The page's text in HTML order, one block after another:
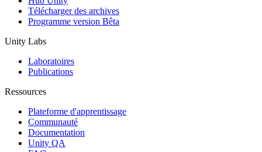
Télécharger des archives
Programme version Bêta
Unity Labs
Laboratoires
Publications
Ressources
Plateforme d'apprentissage
Communauté
Documentation
Unity QA